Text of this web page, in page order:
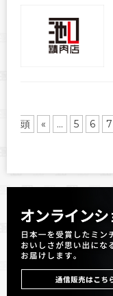
頭
« ... 5 6 7